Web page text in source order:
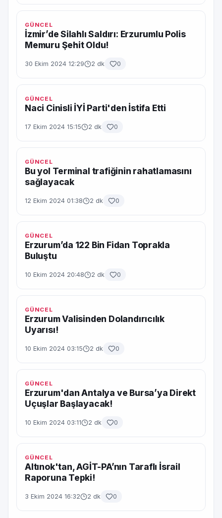
GÜNCEL
İzmir’de Silahlı Saldırı: Erzurumlu Polis
Memuru Şehit Oldu!
30 Ekim 2024 12:29 2 dk 0
GÜNCEL
Naci Cinisli İYİ Parti'den İstifa Etti
17 Ekim 2024 15:15 2 dk 0
GÜNCEL
Bu yol Terminal trafiğinin rahatlamasını
sağlayacak
12 Ekim 2024 01:38 2 dk 0
GÜNCEL
Erzurum’da 122 Bin Fidan Toprakla
Buluştu
10 Ekim 2024 20:48 2 dk 0
GÜNCEL
Erzurum Valisinden Dolandırıcılık
Uyarısı!
10 Ekim 2024 03:15 2 dk 0
GÜNCEL
Erzurum'dan Antalya ve Bursa’ya Direkt
Uçuşlar Başlayacak!
10 Ekim 2024 03:11 2 dk 0
GÜNCEL
Altınok'tan, AGİT-PA’nın Taraflı İsrail
Raporuna Tepki!
3 Ekim 2024 16:32 2 dk 0